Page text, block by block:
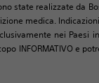
state realizzate da
medica.
nei Paesi
INFORMATIVO e